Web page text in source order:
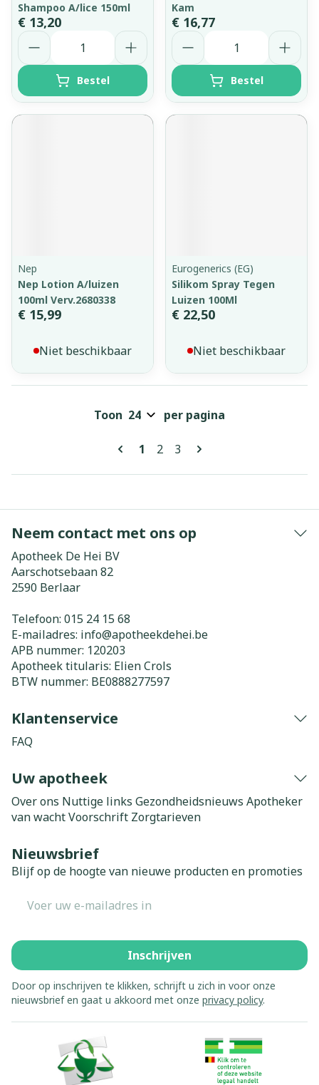
Shampoo A/lice 150ml
€ 13,20
Aantal
Bestel
Kam
€ 16,77
Aantal
Bestel
Nep
Nep Lotion A/luizen
100ml Verv.2680338
€ 15,99
Niet beschikbaar
Eurogenerics (EG)
Silikom Spray Tegen
Luizen 100Ml
€ 22,50
Niet beschikbaar
Pagina's
U lees momenteel pagina
1 Pagina
2 Pagina
3
Toon per pagina
Neem contact met ons op
Apotheek De Hei BV
Aarschotsebaan 82
2590 Berlaar
Telefoon: 015 24 15 68
E-mailadres: info@apotheekdehei.be
APB nummer: 120203
Apotheek titularis: Elien Crols
BTW nummer: BE0888277597
Klantenservice
FAQ
Uw apotheek
Over ons Nuttige links Gezondheidsnieuws Apotheker
van wachtVoorschrift Zorgtarieven
Nieuwsbrief
Blijf op de hoogte van nieuwe producten en promoties
Inschrijven
Door op inschrijven te klikken, schrijft u zich in voor onze
nieuwsbrief en gaat u akkoord met onze privacy policy.